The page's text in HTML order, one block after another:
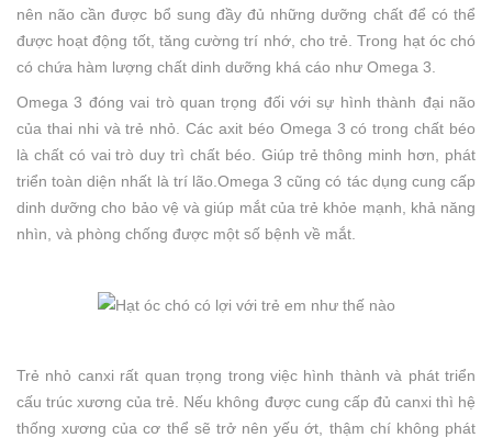
nên não cần được bổ sung đầy đủ những dưỡng chất để có thể
được hoạt động tốt, tăng cường trí nhớ, cho trẻ. Trong hạt óc chó
có chứa hàm lượng chất dinh dưỡng khá cáo như Omega 3.
Omega 3 đóng vai trò quan trọng đối với sự hình thành đại não
của thai nhi và trẻ nhỏ. Các axit béo Omega 3 có trong chất béo
là chất có vai trò duy trì chất béo. Giúp trẻ thông minh hơn, phát
triển toàn diện nhất là trí lão.Omega 3 cũng có tác dụng cung cấp
dinh dưỡng cho bảo vệ và giúp mắt của trẻ khỏe mạnh, khả năng
nhìn, và phòng chống được một số bệnh về mắt.
Trẻ nhỏ canxi rất quan trọng trong việc hình thành và phát triển
cấu trúc xương của trẻ. Nếu không được cung cấp đủ canxi thì hệ
thống xương của cơ thể sẽ trở nên yếu ớt, thậm chí không phát